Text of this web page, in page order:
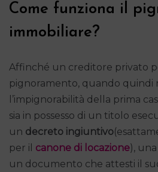
Come funziona il
immobiliare?
Affinché un creditore privato
pignoramento, quando quindi
l’impignorabilità della prima
sia in possesso di un titolo
un decreto ingiuntivo
per il canone di locazione),
un documento che attesti il